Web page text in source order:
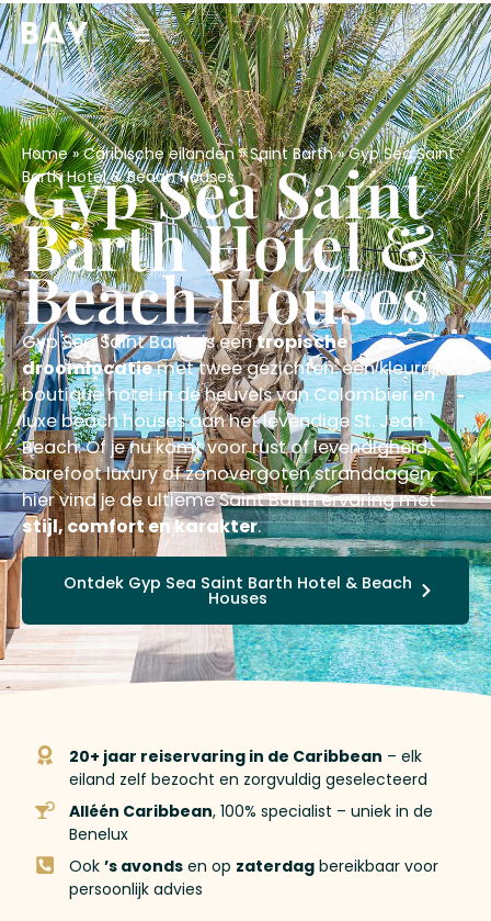
Home»Caribische eilanden»Saint Barth»Gyp Sea Saint
Barth Hotel & Beach Houses
Gyp Sea Saint
Barth Hotel &
Beach Houses
Gyp Sea Saint Barth is eentropische
droomlocatiemet twee gezichten: een kleurrijk
boutique hotel in de heuvels van Colombier en
luxe beach houses aan het levendige St. Jean
Beach. Of je nu komt voor rust of levendigheid,
barefoot luxury of zonovergoten stranddagen,
hier vind je de ultieme Saint Barth ervaring met
stijl, comfort en karakter.
Ontdek Gyp Sea Saint Barth Hotel & Beach
Houses
20+ jaar reiservaring in de Caribbean – elk
eiland zelf bezocht en zorgvuldig geselecteerd
Alléén Caribbean, 100% specialist – uniek in de
Benelux
Ook ’s avondsen op zaterdagbereikbaar voor
persoonlijk advies